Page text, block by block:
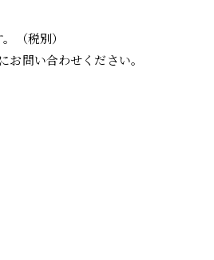
（税別）
お問い合わせください。